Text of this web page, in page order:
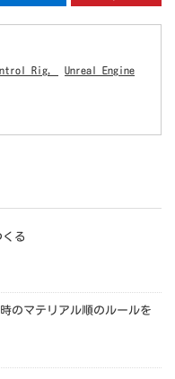
Rig
Unreal Engine
る
のマテリアル順のルールを